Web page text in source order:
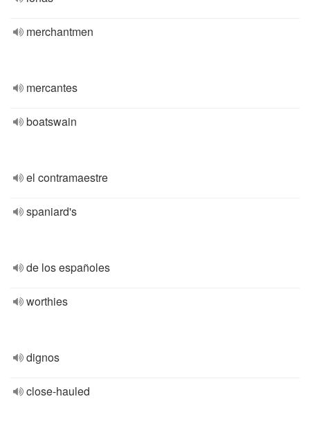
merchantmen
mercantes
boatswain
el contramaestre
spaniard's
de los españoles
worthies
dignos
close-hauled